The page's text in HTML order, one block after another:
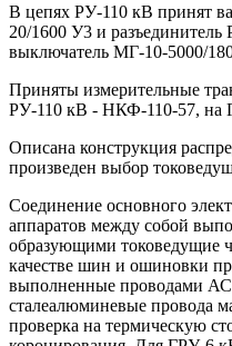
В цепях РУ-110 кВ принят
20/1600 У3 и
выключатель МГ-10-5000/
Приняты измерительные
РУ-110 кВ - НКФ-110-57,
Описана конструкция
произведен выбор
Соединение основного
аппаратов между собой
образующими токоведущие
качестве шин и ошиновки
выполненные проводами
сталеалюминевые провода
проверка на термическую